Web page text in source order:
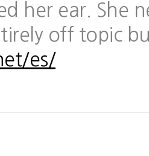
her ear. She
off topic
es/